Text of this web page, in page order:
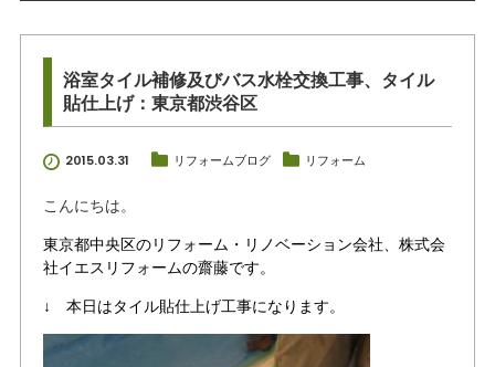
浴室タイル補修及びバス水栓交換工事、タイル
貼仕上げ：東京都渋谷区
2015.03.31 リフォームブログ リフォーム
こんにちは。
東京都中央区のリフォーム・リノベーション会社、株式会
社イエスリフォームの齋藤です。
↓ 本日はタイル貼仕上げ工事になります。